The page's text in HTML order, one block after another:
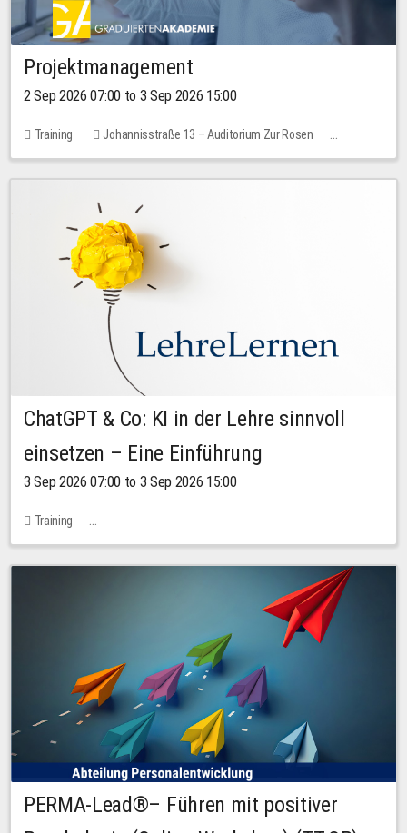
Projektmanagement
2 Sep 2026 07:00 to 3 Sep 2026 15:00
Training
Johannisstraße 13 – Auditorium Zur Rosen
No free places
30.00 EUR
ChatGPT & Co: KI in der Lehre sinnvoll
einsetzen – Eine Einführung
3 Sep 2026 07:00 to 3 Sep 2026 15:00
Training
Bachstraße 18k - SR 102 (Seminarraum Servicestelle LehreLernen)
PERMA-Lead®– Führen mit positiver